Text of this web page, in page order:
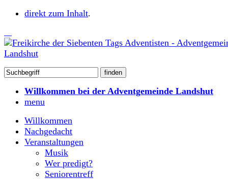
direkt zum Inhalt.
Willkommen bei der Adventgemeinde Landshut
menu
Willkommen
Nachgedacht
Veranstaltungen
Musik
Wer predigt?
Seniorentreff